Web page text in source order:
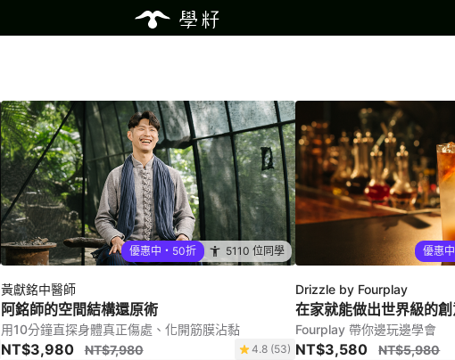
優惠中・50折 5110 位同學
黃獻銘中醫師
阿銘師的空間結構還原術
用10分鐘直探身體真正傷處、化開筋膜沾黏
NT$3,980 NT$7,980 4.8 (53)
優惠
Drizzle by Fourplay
在家就能做出世界級的
Fourplay 帶你邊玩邊學會
NT$3,580 NT$5,980